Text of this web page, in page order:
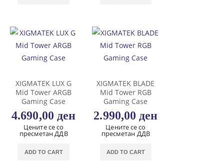
XIGMATEK LUX G
Mid Tower ARGB
Gaming Case
4.690,00 ден
Цените се со
пресметан ДДВ
ADD TO CART
XIGMATEK BLADE
Mid Tower RGB
Gaming Case
2.990,00 ден
Цените се со
пресметан ДДВ
ADD TO CART